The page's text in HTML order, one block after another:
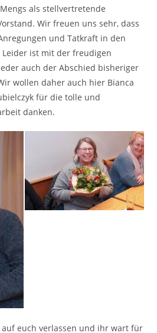
als stellvertretende
Wir freuen uns sehr, dass
und Tatkraft in den
Leider ist mit der freudigen
auch der Abschied bisheriger
wollen daher auch hier Bianca
für die tolle und
danken.
euch verlassen und ihr wart für